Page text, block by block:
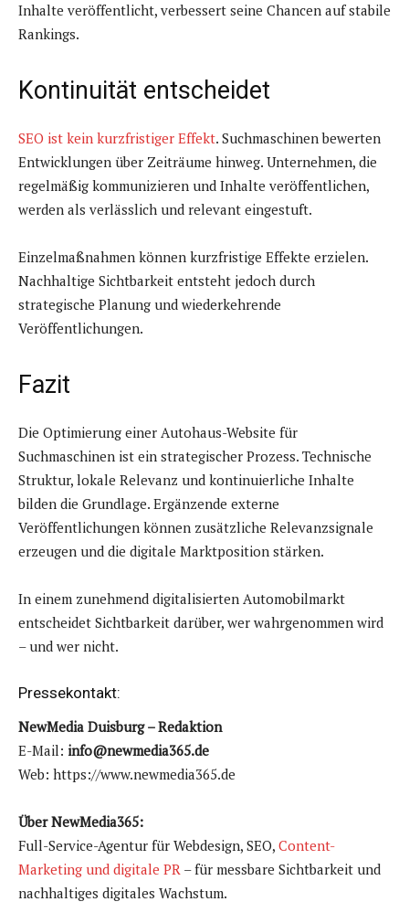
Inhalte veröffentlicht, verbessert seine Chancen auf stabile
Rankings.
Kontinuität entscheidet
SEO ist kein kurzfristiger Effekt. Suchmaschinen bewerten
Entwicklungen über Zeiträume hinweg. Unternehmen, die
regelmäßig kommunizieren und Inhalte veröffentlichen,
werden als verlässlich und relevant eingestuft.
Einzelmaßnahmen können kurzfristige Effekte erzielen.
Nachhaltige Sichtbarkeit entsteht jedoch durch
strategische Planung und wiederkehrende
Veröffentlichungen.
Fazit
Die Optimierung einer Autohaus-Website für
Suchmaschinen ist ein strategischer Prozess. Technische
Struktur, lokale Relevanz und kontinuierliche Inhalte
bilden die Grundlage. Ergänzende externe
Veröffentlichungen können zusätzliche Relevanzsignale
erzeugen und die digitale Marktposition stärken.
In einem zunehmend digitalisierten Automobilmarkt
entscheidet Sichtbarkeit darüber, wer wahrgenommen wird
– und wer nicht.
Pressekontakt:
NewMedia Duisburg – Redaktion
E-Mail: info@newmedia365.de
Web: https://www.newmedia365.de
Über NewMedia365:
Full-Service-Agentur für Webdesign, SEO, Content-
Marketing und digitale PR – für messbare Sichtbarkeit und
nachhaltiges digitales Wachstum.